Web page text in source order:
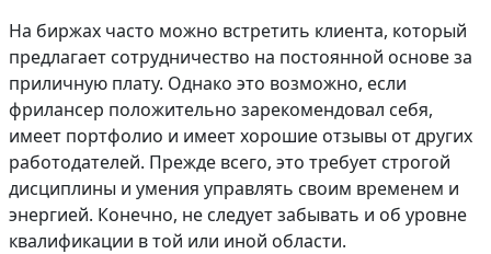
На биржах часто можно встретить клиента, который
предлагает сотрудничество на постоянной основе за
приличную плату. Однако это возможно, если
фрилансер положительно зарекомендовал себя,
имеет портфолио и имеет хорошие отзывы от других
работодателей. Прежде всего, это требует строгой
дисциплины и умения управлять своим временем и
энергией. Конечно, не следует забывать и об уровне
квалификации в той или иной области.